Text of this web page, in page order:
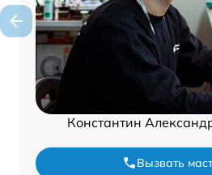
Константин
Вызвать